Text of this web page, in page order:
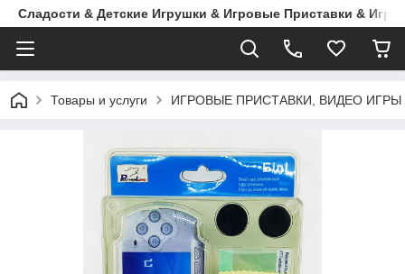
Сладости & Детские Игрушки & Игровые Приставки & Игры
Товары и услуги ИГРОВЫЕ ПРИСТАВКИ, ВИДЕО